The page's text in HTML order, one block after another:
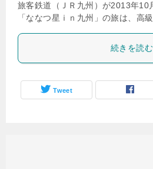
旅客鉄道（ＪＲ九州）が2013年10
「ななつ星ｉｎ九州」の旅は、高
続きを読む
Tweet